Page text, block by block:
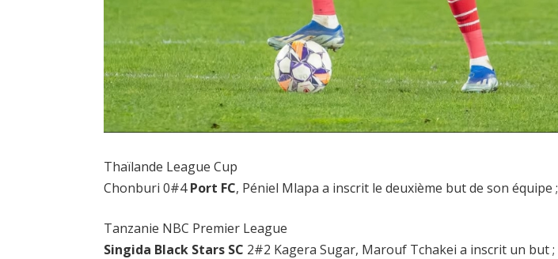
Thaïlande League Cup
Chonburi 0#4Port FC, Péniel Mlapa a inscrit le deuxième but de son équipe ;
Tanzanie NBC Premier League
Singida Black Stars SC 2#2 Kagera Sugar, Marouf Tchakei a inscrit un but ;